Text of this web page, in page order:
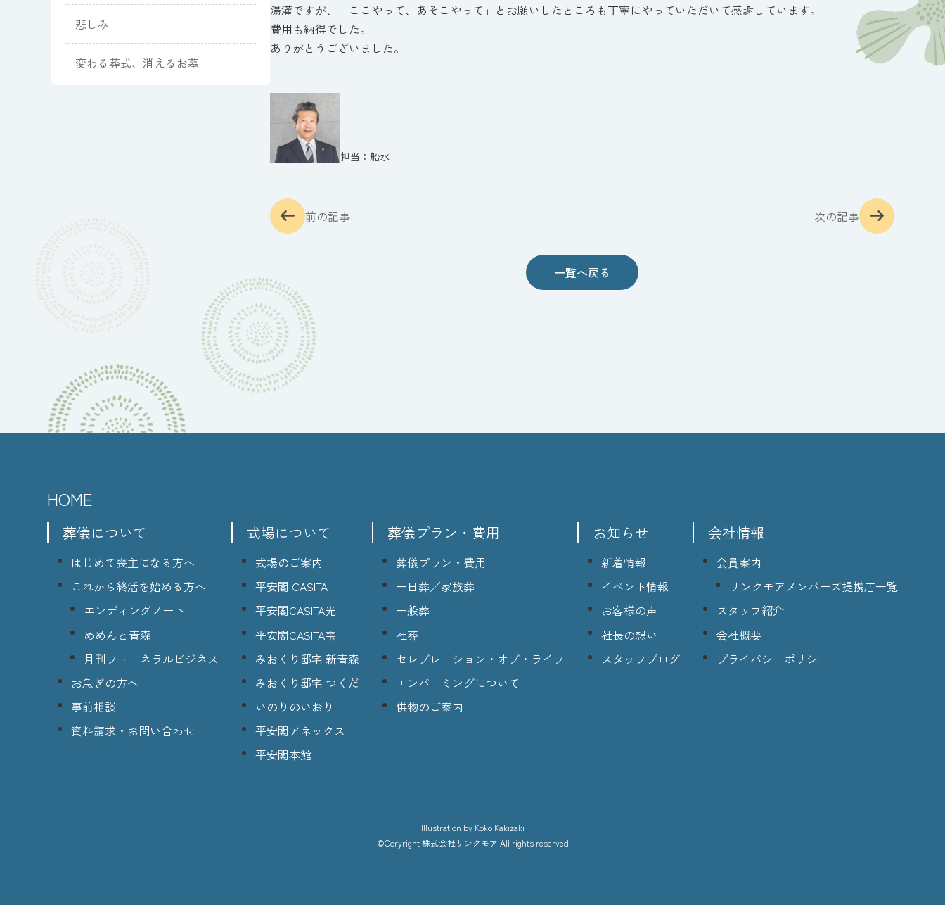
悲しみ
変わる葬式、消えるお墓
湯灌ですが、「ここやって、あそこやって」とお願いしたところも丁寧にやっていただいて感謝しています。
費用も納得でした。
ありがとうございました。
船水
前の記事
一覧へ戻る
次の記事
HOME
葬儀について
はじめて喪主になる方へ
これから終活を始める方へ
エンディングノート
めめんと青森
月刊フューネラルビジネス
お急ぎの方へ
事前相談
資料請求・お問い合わせ
式場について
式場のご案内
平安閣 CASITA
平安閣CASITA光
平安閣CASITA雫
みおくり邸宅 新青森
みおくり邸宅 つくだ
いのりのいおり
平安閣アネックス
平安閣本館
葬儀プラン・費用
葬儀プラン・費用
一日葬／家族葬
一般葬
社葬
セレブレーション・オブ・ライフ
エンバーミングについて
供物のご案内
お知らせ
新着情報
イベント情報
お客様の声
社長の想い
スタッフブログ
会社情報
会員案内
リンクモアメンバーズ提携店一覧
スタッフ紹介
会社概要
プライバシーポリシー
lllustration by Koko Kakizaki
©Coryright 株式会社リンクモア All rights reserved